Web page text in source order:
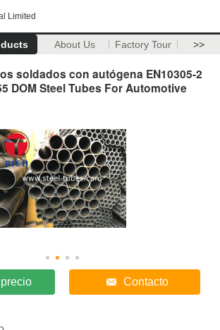
Limited
About Us Factory Tour >>
soldados con autógena EN10305-2
DOM Steel Tubes For Automotive
Contacto